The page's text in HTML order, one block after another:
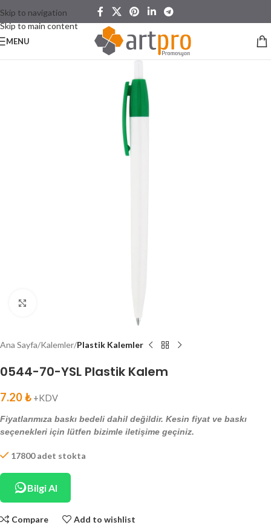
Skip to navigation
Skip to main content
MENU
Ana Sayfa Kalemler Plastik Kalemler
0544-70-YSL Plastik Kalem
7.20₺ +KDV
Fiyatlarımıza baskı bedeli dahil değildir. Kesin fiyat ve baskı
seçenekleri için lütfen bizimle iletişime geçiniz.
17800 adet stokta
Bilgi Al
Compare Add to wishlist